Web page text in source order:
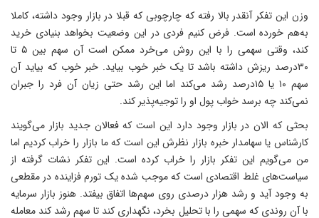
وزن این تفکر آنقدر بالا رفته که چارچوبی که قبلا در بازار وجود داشته، کاملا
به‌هم خورده است. فرض کنیم فردی در این وضعیت بخواهد بنیادی خرید
کند، وقتی سهمی را با این روش می‌خرد ممکن است آن سهم بین ۵ تا
۳۰‌درصد ریزش داشته باشد تا یک خبر خوب بیاید. خبر خوب که بیاید آن
سهم ۱۰ یا ۱۵‌درصد رشد می‌کند اما این رشد حتی زیان آن فرد را جبران
نمی‌کند چه برسد خواب پول او را توجیه‌پذیر کند.
بحثی که الان در بازار وجود دارد این است که فعالان جدید بازار می‌گویند
کارشناس یا سهامدار خبره بازار نظرش این است که ما بازار را خراب کردیم اما
من می‌گویم این تفکر بازار را خراب کرده است. این تفکر نشات گرفته از
سیاست‌های غلط اقتصادی است که موجب شده یک تورم فزاینده در مقطعی
به وجود آید و رشد هزار ‌درصدی روی سهم‌ها اتفاق بیفتد. هنوز بازار سرمایه
با آن روندی که سهمی را با تحلیل بخرد، نگهداری کند تا سهم رشد کند معامله